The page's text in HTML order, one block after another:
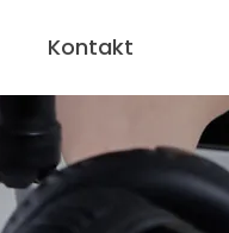
Kontakt